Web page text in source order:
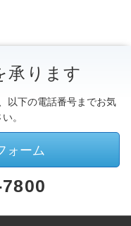
承ります
以下の電話番号までお気
。
ォーム